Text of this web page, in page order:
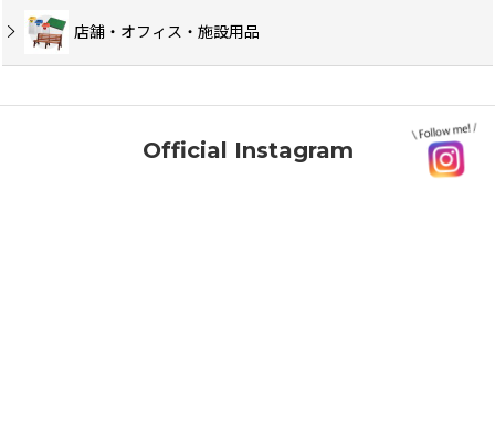
店舗・オフィス・施設用品
Official Instagram